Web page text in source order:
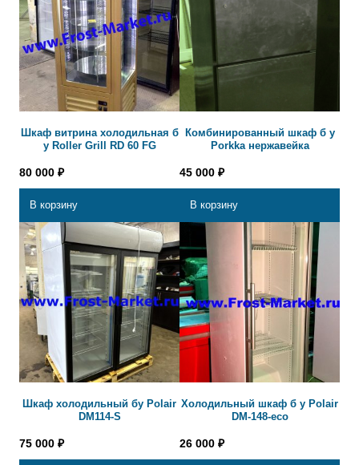
Шкаф витрина холодильная б
у Roller Grill RD 60 FG
80 000 ₽
В корзину
Комбинированный шкаф б у
Porkka нержавейка
45 000 ₽
В корзину
Шкаф холодильный бу Polair
DM114-S
75 000 ₽
Холодильный шкаф б у Polair
DM-148-eco
26 000 ₽